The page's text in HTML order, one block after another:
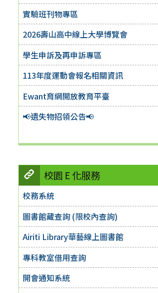
實驗班刊物專區
2026壽山高中線上大學博覽會
學生申訴及再申訴專區
113年度運動會報名相關資訊
Ewant育網開放教育平臺
📢遺失物招領公告📢
校園 E 化服務
校務系統
圖書館藏查詢 (限校內查詢)
Airiti Library華藝線上圖書館
專科教室借用查詢
開會通知系統